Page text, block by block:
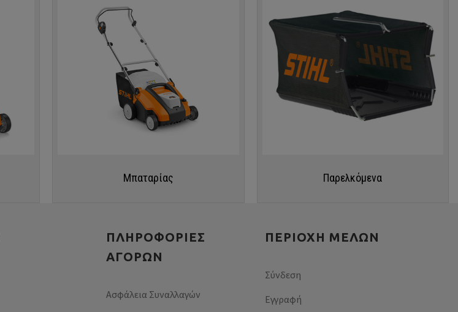
Μπαταρίας Παρελκόμενα
ΠΛΗΡΟΦΟΡΊΕΣ
ΑΓΟΡΏΝ
Ασφάλεια Συναλλαγών
ΠΕΡΙΟΧΉ ΜΕΛΏΝ
Σύνδεση
Εγγραφή